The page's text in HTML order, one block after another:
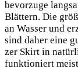
bevor­zu­ge
Blät­tern. Die
an Was­ser und
sind daher eine
zer Skirt in
funk­tio­niert